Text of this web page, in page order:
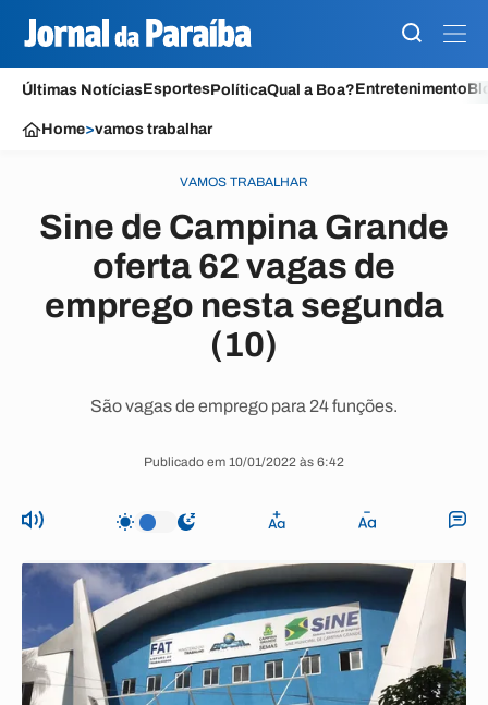
Últimas NotíciasEsportesPolíticaQual a Boa?Entretenimento
Home>vamos trabalhar
VAMOS TRABALHAR
Sine de Campina Grande
oferta 62 vagas de
emprego nesta segunda
(10)
São vagas de emprego para 24 funções.
Publicado em 10/01/2022 às 6:42